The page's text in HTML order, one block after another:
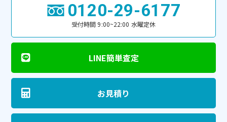
0120-29-6177
受付時間 9:00~22:00 水曜定休
LINE簡単査定
お見積り